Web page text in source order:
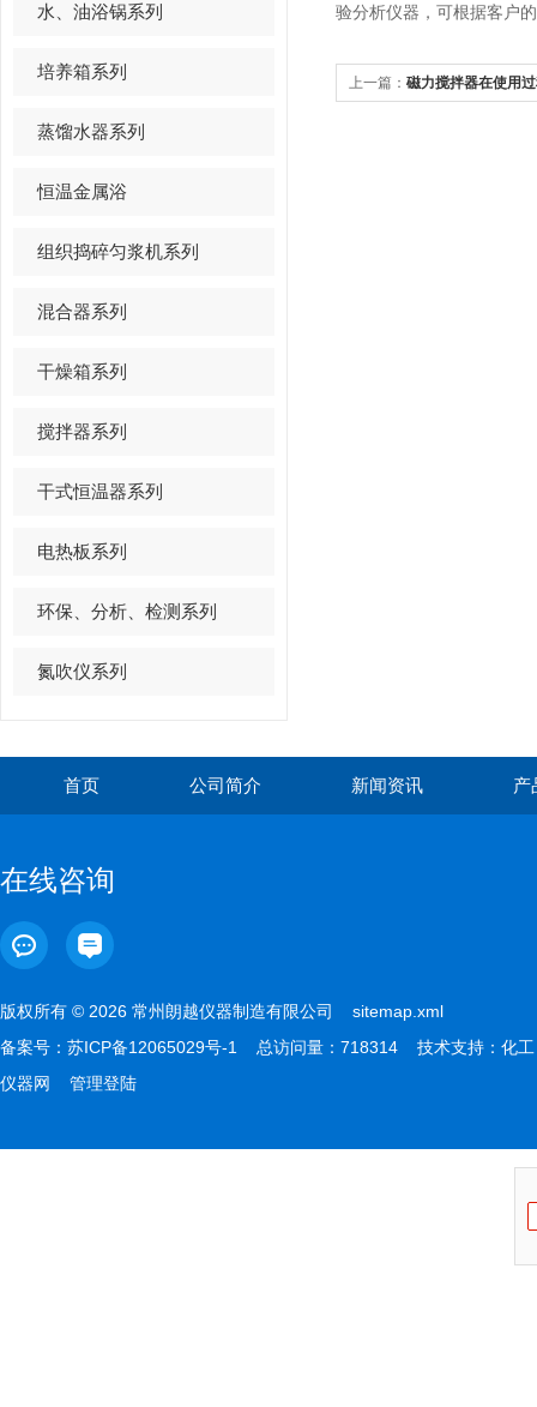
水、油浴锅系列
培养箱系列
蒸馏水器系列
恒温金属浴
组织捣碎匀浆机系列
混合器系列
干燥箱系列
搅拌器系列
干式恒温器系列
电热板系列
环保、分析、检测系列
氮吹仪系列
验分析仪器，可根据客户
上一篇： 磁力搅拌器在使用
首页 公司简介 新闻资讯 产
在线咨询
版权所有 © 2026 常州朗越仪器制造有限公司 sitemap.xml
备案号： 苏ICP备12065029号-1 总访问量：718314 技术支持： 化工
仪器网
管理登陆